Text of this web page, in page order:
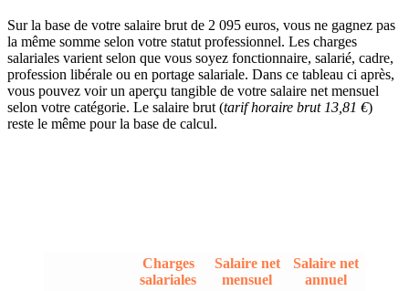
Sur la base de votre salaire brut de 2 095 euros, vous ne gagnez pas
la même somme selon votre statut professionnel. Les charges
salariales varient selon que vous soyez fonctionnaire, salarié, cadre,
profession libérale ou en portage salariale. Dans ce tableau ci après,
vous pouvez voir un aperçu tangible de votre salaire net mensuel
selon votre catégorie. Le salaire brut (tarif horaire brut 13,81 €)
reste le même pour la base de calcul.
Charges
salariales
Salaire net
mensuel
Salaire net
annuel